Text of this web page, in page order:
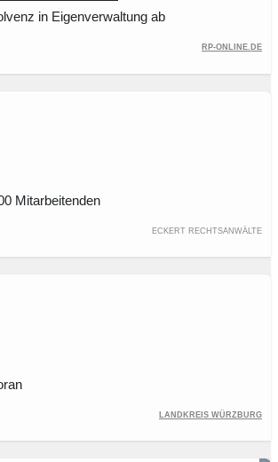
in Eigenverwaltung ab
rp-online.de
Mitarbeitenden
ECKERT Rechtsanwälte
Landkreis Würzburg